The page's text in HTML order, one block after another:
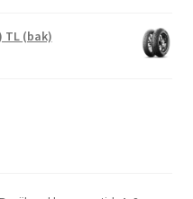
TL (bak)